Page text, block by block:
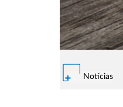
Notícias